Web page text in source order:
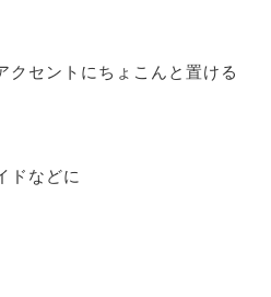
クセントにちょこんと置ける
ドなどに